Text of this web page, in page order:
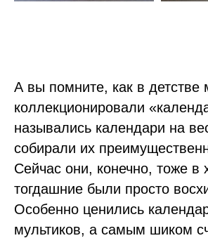
А вы помните, как в детстве
коллекционировали
назывались календари на
собирали их
Сейчас они, конечно, тоже в
тогдашние были просто
Особенно ценились
мультиков, а самым шиком